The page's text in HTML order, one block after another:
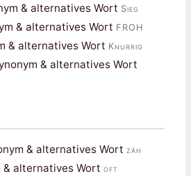
& alternatives Wort Sieg
& alternatives Wort FROH
& alternatives Wort Knurrig
& alternatives Wort
& alternatives Wort zäh
alternatives Wort oft